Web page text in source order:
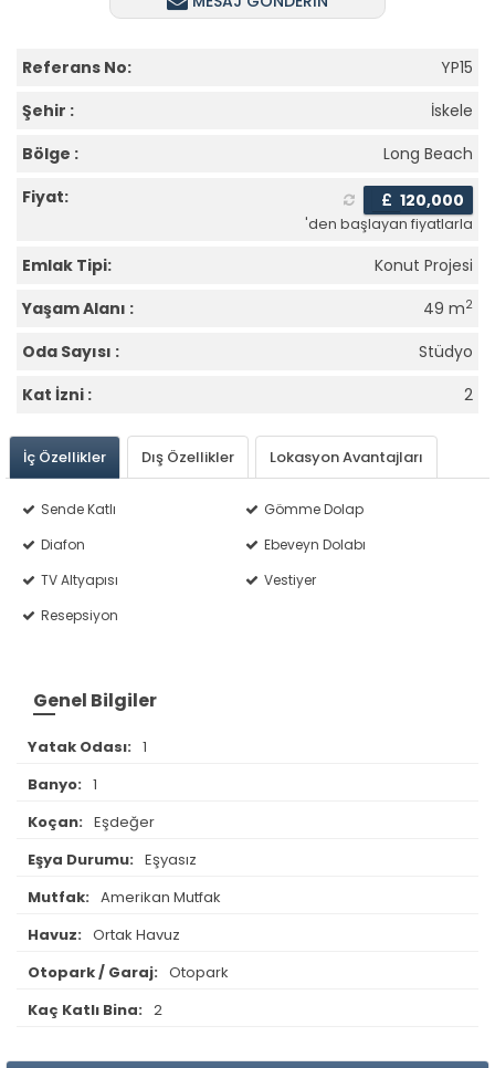
Referans No:
YP15
Şehir :
İskele
Bölge :
Long Beach
Fiyat:
£ 120,000
'den başlayan fiyatlarla
Emlak Tipi:
Konut Projesi
Yaşam Alanı :
49 m2
Oda Sayısı :
Stüdyo
Kat İzni :
2
İç Özellikler Dış Özellikler Lokasyon Avantajları
Sende Katlı
Gömme Dolap
Diafon
Ebeveyn Dolabı
TV Altyapısı
Vestiyer
Resepsiyon
Genel Bilgiler
Yatak Odası: 1
Banyo: 1
Koçan: Eşdeğer
Eşya Durumu: Eşyasız
Mutfak: Amerikan Mutfak
Havuz: Ortak Havuz
Otopark / Garaj: Otopark
Kaç Katlı Bina: 2